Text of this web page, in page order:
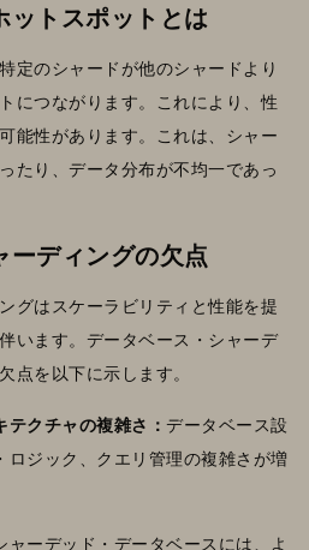
ットスポットとは
定のシャードが他のシャードより
につながります。これにより、性
能性があります。これは、シャー
たり、データ分布が不均一であっ
ーディングの欠点
グはスケーラビリティと性能を提
います。データベース・シャーデ
点を以下に示します。
クチャの複雑さ： データベース設
ロジック、クエリ管理の複雑さが増
ャーデッド・データベースには、よ